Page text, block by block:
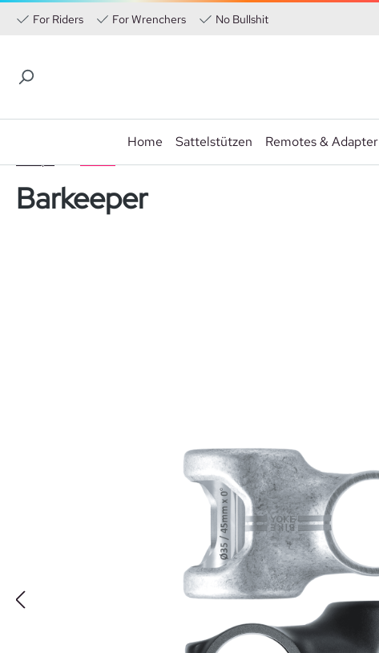
For Riders For Wrenchers No Bullshit
Home Sattelstützen Remotes & Adapter
Barkeeper